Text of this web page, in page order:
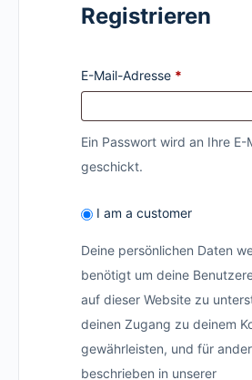
Registrieren
E-Mail-Adresse *
Ein Passwort wird an Ihre E-
geschickt.
I am a customer
Deine persönlichen Daten
benötigt um deine
auf dieser Website zu
deinen Zugang zu deinem
gewährleisten, und für
beschrieben in unserer